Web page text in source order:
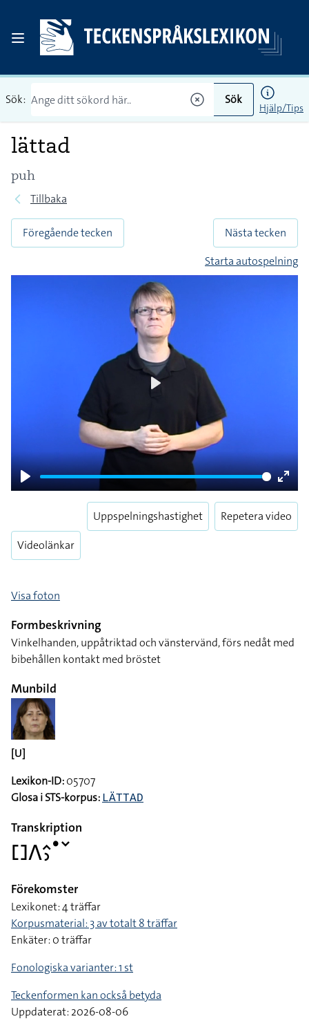
Sök: Sök
Hjälp/Tips
lättad
puh
Tillbaka
Föregående tecken
Nästa tecken
Starta autospelning
Play
Enter
Videolänkar
Uppspelningshastighet Repetera video
Visa foton
Formbeskrivning
Vinkelhanden, uppåtriktad och vänstervänd, förs nedåt med
bibehållen kontakt med bröstet
Munbild
[U]
Lexikon-ID:05707
Glosa i STS-korpus: LÄTTAD
Transkription
􌤓􌤣􌤵􌤶􌤟􌥧
Förekomster
Lexikonet: 4 träffar
Korpusmaterial: 3 av totalt 8 träffar
Enkäter: 0 träffar
Fonologiska varianter: 1 st
Teckenformen kan också betyda
Uppdaterat: 2026-08-06